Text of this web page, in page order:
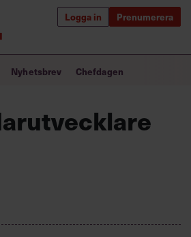
Logga in Prenumerera
förändrar världen
för ledare
Nyhetsbrev Chefdagen